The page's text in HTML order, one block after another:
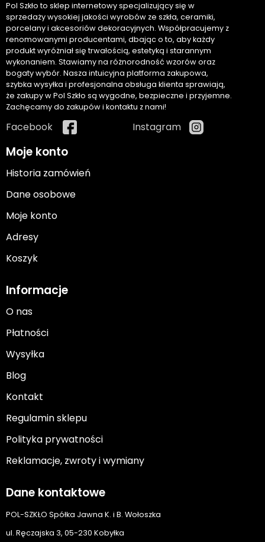
Pol Szkło to sklep internetowy specjalizujący się w
sprzedaży wysokiej jakości wyrobów ze szkła, ceramiki,
porcelany i akcesoriów dekoracyjnych. Współpracujemy z
renomowanymi producentami, dbając o to, aby każdy
produkt wyróżniał się trwałością, estetyką i starannym
wykonaniem. Stawiamy na różnorodność wzorów oraz
bogaty wybór. Nasza intuicyjna platforma zakupowa,
szybka wysyłka i profesjonalna obsługa klienta sprawiają,
że zakupy w Pol Szkło są wygodne, bezpieczne i przyjemne.
Zachęcamy do zakupów i kontaktu z nami!
Facebook Instagram
Moje konto
Historia zamówień
Dane osobowe
Moje konto
Adresy
Koszyk
Informacje
O nas
Płatności
Wysyłka
Blog
Kontakt
Regulamin sklepu
Polityka prywatności
Reklamacje, zwroty i wymiany
Dane kontaktowe
POL-SZKŁO Spółka Jawna K. i B. Wołoszka
ul. Ręczajska 3, 05-230 Kobyłka